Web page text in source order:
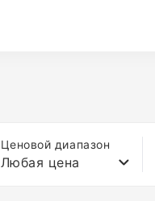
Ценовой диапазон
Любая цена